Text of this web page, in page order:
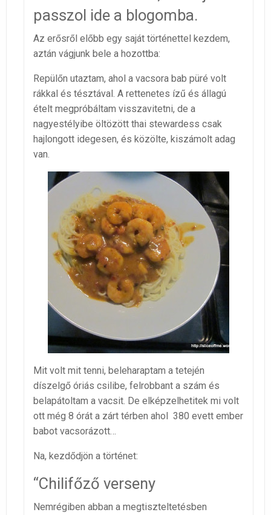
passzol ide a blogomba.
Az erősről előbb egy saját történettel kezdem,
aztán vágjunk bele a hozottba:
Repülőn utaztam, ahol a vacsora bab püré volt
rákkal és tésztával. A rettenetes ízű és állagú
ételt megpróbáltam visszavitetni, de a
nagyestélyibe öltözött thai stewardess csak
hajlongott idegesen, és közölte, kiszámolt adag
van.
Mit volt mit tenni, beleharaptam a tetején
díszelgő óriás csilibe, felrobbant a szám és
belapátoltam a vacsit. De elképzelhetitek mi volt
ott még 8 órát a zárt térben ahol 380 evett ember
babot vacsorázott…
Na, kezdődjön a történet:
“Chilifőző verseny
Nemrégiben abban a megtiszteltetésben